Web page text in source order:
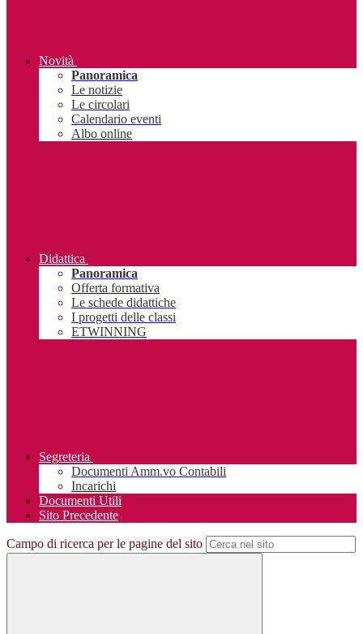
Novità
Panoramica
Le notizie
Le circolari
Calendario eventi
Albo online
Didattica
Panoramica
Offerta formativa
Le schede didattiche
I progetti delle classi
ETWINNING
Segreteria
Documenti Amm.vo Contabili
Incarichi
Documenti Utili
Sito Precedente
Campo di ricerca per le pagine del sito